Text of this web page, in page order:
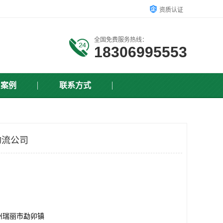
资质认证
全国免费服务热线：
18306995553
例 联系方式
公司
瑞丽市勐卯镇